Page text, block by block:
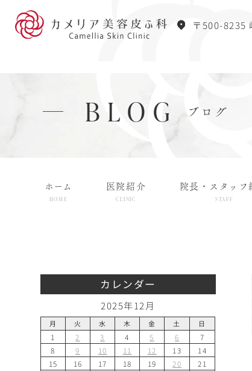
〒500-8235
BLOG ブログ
ホーム
HOME
医院紹介
CLINIC
院長・スタッフ
STAFF
カレンダー
2025年12月
月 火 水 木 金 土 日
1 2 3 4 5 6
7
8
9 10 11 12 13
14
15
16 17 18 19 20
21